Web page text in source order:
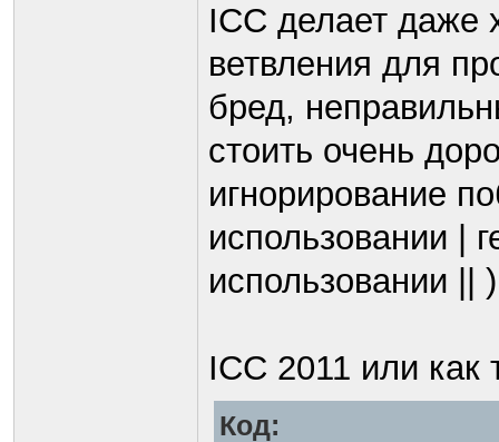
ICC делает даже
ветвления для
бред,
стоить очень
игнорирование
использовании |
использовании || )
ICC 2011 или
Код: